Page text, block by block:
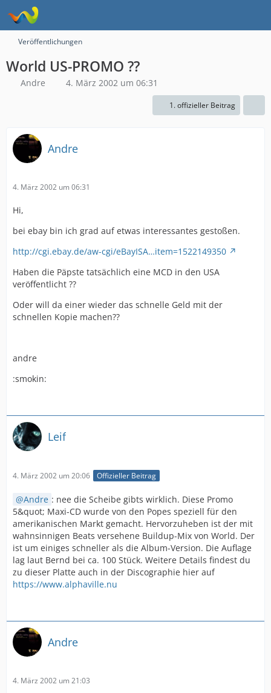
Veröffentlichungen
World US-PROMO ??
Andre 4. März 2002 um 06:31
1. offizieller Beitrag
Andre
4. März 2002 um 06:31
Hi,
bei ebay bin ich grad auf etwas interessantes gestoßen.
http://cgi.ebay.de/aw-cgi/eBayISA…item=1522149350
Haben die Päpste tatsächlich eine MCD in den USA
veröffentlicht ??
Oder will da einer wieder das schnelle Geld mit der
schnellen Kopie machen??
andre
:smokin:
Leif
4. März 2002 um 20:06 Offizieller Beitrag
Andre : nee die Scheibe gibts wirklich. Diese Promo
5&quot; Maxi-CD wurde von den Popes speziell für den
amerikanischen Markt gemacht. Hervorzuheben ist der mit
wahnsinnigen Beats versehene Buildup-Mix von World. Der
ist um einiges schneller als die Album-Version. Die Auflage
lag laut Bernd bei ca. 100 Stück. Weitere Details findest du
zu dieser Platte auch in der Discographie hier auf
https://www.alphaville.nu
Andre
4. März 2002 um 21:03